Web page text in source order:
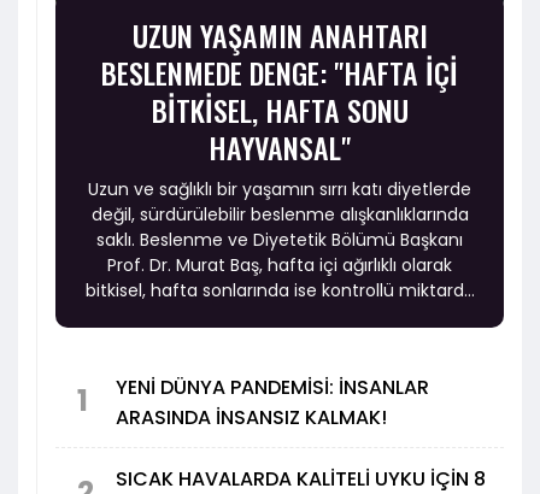
UZUN YAŞAMIN ANAHTARI
BESLENMEDE DENGE: "HAFTA İÇİ
BİTKİSEL, HAFTA SONU
HAYVANSAL"
Uzun ve sağlıklı bir yaşamın sırrı katı diyetlerde
değil, sürdürülebilir beslenme alışkanlıklarında
saklı. Beslenme ve Diyetetik Bölümü Başkanı
Prof. Dr. Murat Baş, hafta içi ağırlıklı olarak
bitkisel, hafta sonlarında ise kontrollü miktarda
yaklaşım sunduğunu söyledi.
1
YENİ DÜNYA PANDEMİSİ: İNSANLAR
ARASINDA İNSANSIZ KALMAK!
SICAK HAVALARDA KALİTELİ UYKU İÇİN 8